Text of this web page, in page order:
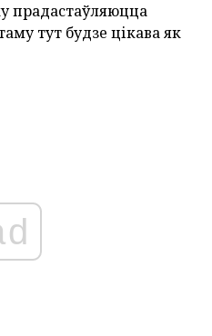
прадастаўляюцца
тут будзе цікава як